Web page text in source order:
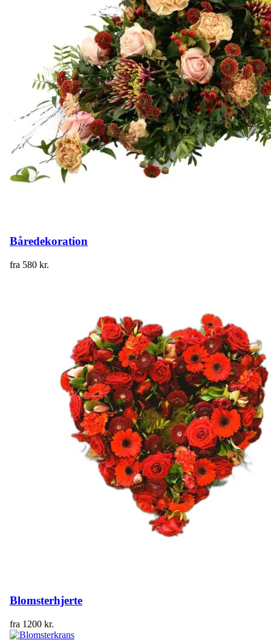
Båredekoration
fra 580 kr.
Blomsterhjerte
fra 1200 kr.